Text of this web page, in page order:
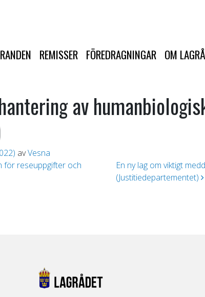
REMISSER FÖREDRAGNINGAR OM
av
avVesna
för reseuppgifter och
En ny lag om viktigt
(Justitiedepartementet)